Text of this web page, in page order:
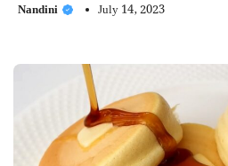
Nandini July 14, 2023